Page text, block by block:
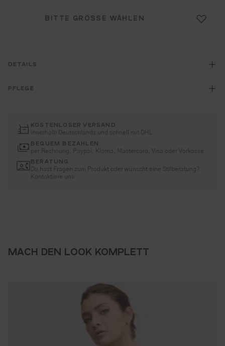
BITTE GRÖSSE WÄHLEN
DETAILS
PFLEGE
KOSTENLOSER VERSAND
innerhalb Deutschlands und schnell mit DHL
BEQUEM BEZAHLEN
per Rechnung, Paypal, Klarna, Mastercard, Visa oder Vorkasse
BERATUNG
Du hast Fragen zum Produkt oder wünscht eine Stilberatung?
Kontaktiere uns
MACH DEN LOOK KOMPLETT